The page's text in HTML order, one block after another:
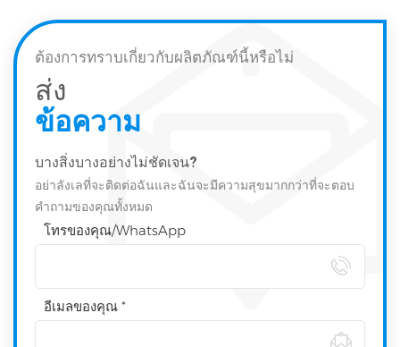
ต้องการทราบเกี่ยวกับผลิตภัณฑ์นี้หรือไม่
ส่ง
ข้อความ
บางสิ่งบางอย่างไม่ชัดเจน?
อย่าลังเลที่จะติดต่อฉันและฉันจะมีความสุขมากกว่าที่จะตอบ
คำถามของคุณทั้งหมด
โทรของคุณ/WhatsApp
อีเมลของคุณ *